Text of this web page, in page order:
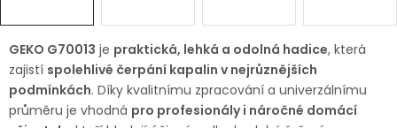
Značky
GEKO G70013 je praktická, lehká a odolná hadice, která
zajistí spolehlivé čerpání kapalin v nejrůznějších
podmínkách. Díky kvalitnímu zpracování a univerzálnímu
průměru je vhodná pro profesionály i náročné domácí